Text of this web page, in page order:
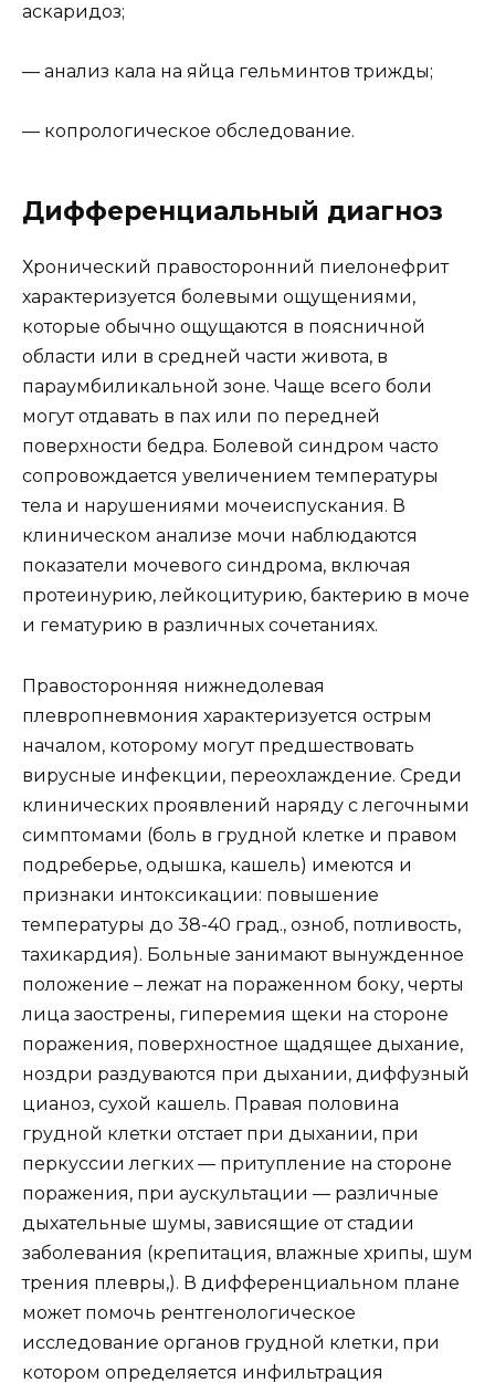
аскаридоз;
— анализ кала на яйца гельминтов трижды;
— копрологическое обследование.
Дифференциальный диагноз
Хронический правосторонний пиелонефрит
характеризуется болевыми ощущениями,
которые обычно ощущаются в поясничной
области или в средней части живота, в
параумбиликальной зоне. Чаще всего боли
могут отдавать в пах или по передней
поверхности бедра. Болевой синдром часто
сопровождается увеличением температуры
тела и нарушениями мочеиспускания. В
клиническом анализе мочи наблюдаются
показатели мочевого синдрома, включая
протеинурию, лейкоцитурию, бактерию в моче
и гематурию в различных сочетаниях.
Правосторонняя нижнедолевая
плевропневмония характеризуется острым
началом, которому могут предшествовать
вирусные инфекции, переохлаждение. Среди
клинических проявлений наряду с легочными
симптомами (боль в грудной клетке и правом
подреберье, одышка, кашель) имеются и
признаки интоксикации: повышение
температуры до 38-40 град., озноб, потливость,
тахикардия). Больные занимают вынужденное
положение – лежат на пораженном боку, черты
лица заострены, гиперемия щеки на стороне
поражения, поверхностное щадящее дыхание,
ноздри раздуваются при дыхании, диффузный
цианоз, сухой кашель. Правая половина
грудной клетки отстает при дыхании, при
перкуссии легких — притупление на стороне
поражения, при аускультации — различные
дыхательные шумы, зависящие от стадии
заболевания (крепитация, влажные хрипы, шум
трения плевры,). В дифференциальном плане
может помочь рентгенологическое
исследование органов грудной клетки, при
котором определяется инфильтрация